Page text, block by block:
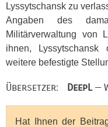
Lyssytschansk zu
Angaben des
Militärverwaltung von
ihnen,
weitere befestigte
Übersetzer: DeepL—
Hat Ihnen der